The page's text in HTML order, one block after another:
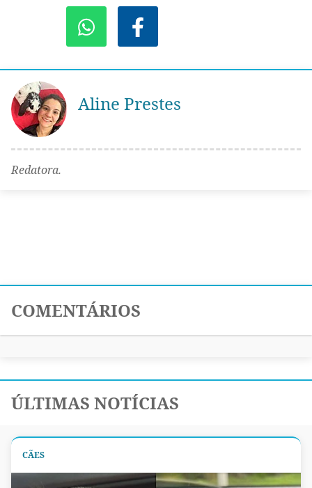
Aline Prestes
Redatora.
COMENTÁRIOS
ÚLTIMAS NOTÍCIAS
CÃES